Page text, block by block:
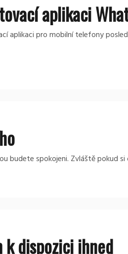
aplikaci
pro mobilní telefony
budete spokojeni. Zvláště pokud
k dispozici ihned